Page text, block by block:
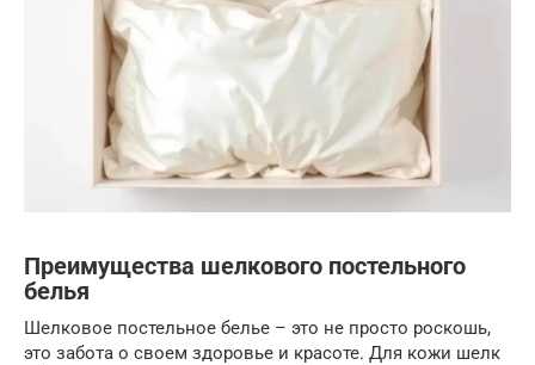
Преимущества шелкового постельного
белья
Шелковое постельное белье – это не просто роскошь,
это забота о своем здоровье и красоте. Для кожи шелк